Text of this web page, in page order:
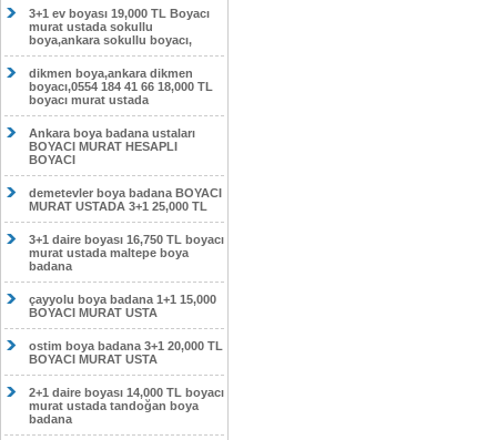
3+1 ev boyası 19,000 TL Boyacı
murat ustada sokullu
boya,ankara sokullu boyacı,
dikmen boya,ankara dikmen
boyacı,0554 184 41 66 18,000 TL
boyacı murat ustada
Ankara boya badana ustaları
BOYACI MURAT HESAPLI
BOYACI
demetevler boya badana BOYACI
MURAT USTADA 3+1 25,000 TL
3+1 daire boyası 16,750 TL boyacı
murat ustada maltepe boya
badana
çayyolu boya badana 1+1 15,000
BOYACI MURAT USTA
ostim boya badana 3+1 20,000 TL
BOYACI MURAT USTA
2+1 daire boyası 14,000 TL boyacı
murat ustada tandoğan boya
badana